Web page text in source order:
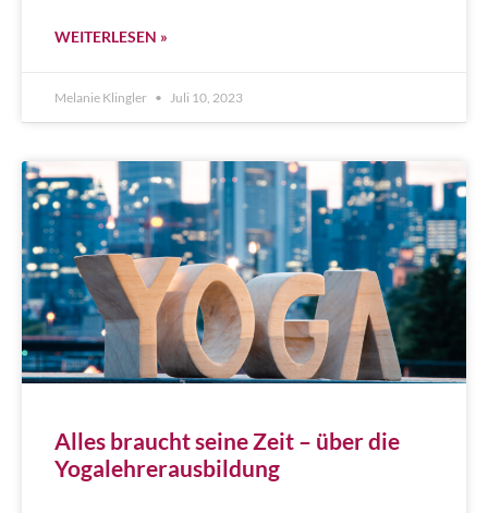
WEITERLESEN »
Melanie Klingler Juli 10, 2023
Alles braucht seine Zeit – über die
Yogalehrerausbildung